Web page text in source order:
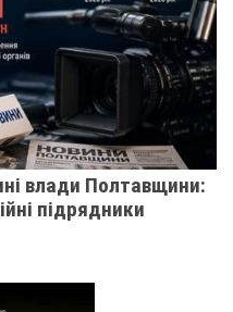
влади Полтавщини:
підрядники